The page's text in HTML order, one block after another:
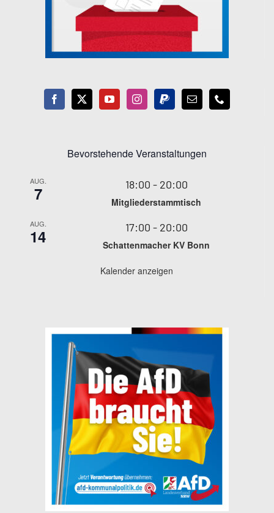
Bevorstehende Veranstaltungen
AUG.
7 18:00 - 20:00
Mitgliederstammtisch
AUG.
14 17:00 - 20:00
Schattenmacher KV Bonn
Kalender anzeigen